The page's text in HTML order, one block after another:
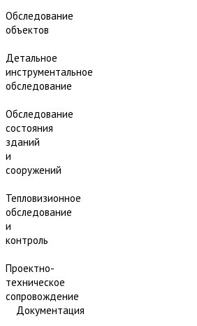
Обследование
объектов
Детальное
инструментальное
обследование
Обследование
состояния
зданий
и
сооружений
Тепловизионное
обследование
и
контроль
Проектно-
техническое
сопровождение
Документация